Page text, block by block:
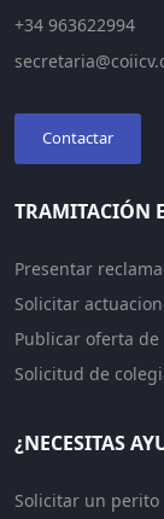
+34 963622994
Contactar
TRAMITACIÓN
Presentar
Solicitar
Publicar oferta
Solicitud de
¿NECESITAS
Solicitar un perito